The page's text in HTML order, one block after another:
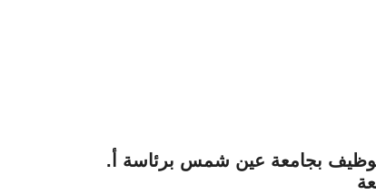
بجامعة عين شمس برئاسة أ.